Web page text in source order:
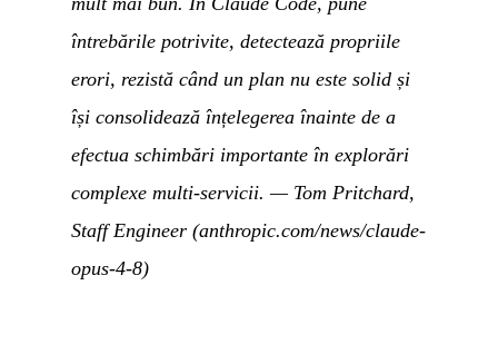
întrebările potrivite, detectează propriile
erori, rezistă când un plan nu este solid și
își consolidează înțelegerea înainte de a
efectua schimbări importante în explorări
complexe multi-servicii. — Tom Pritchard,
Staff Engineer (anthropic.com/news/claude-
opus-4-8)